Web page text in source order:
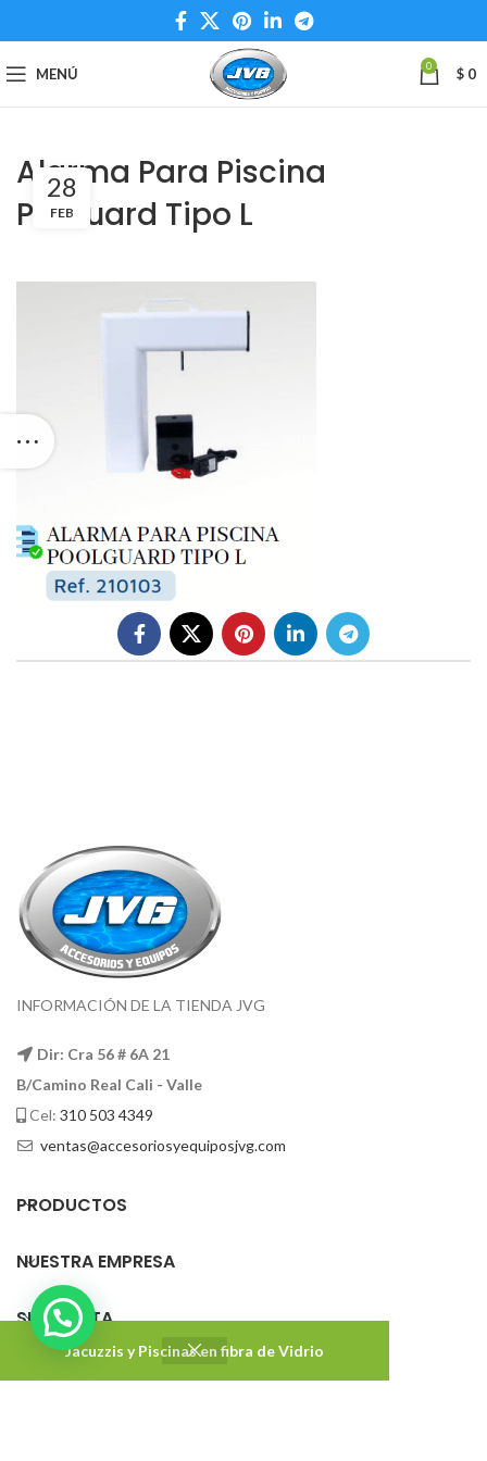
Jacuzzis y Piscinas en fibra de Vidrio
MENÚ 0 $0
Alarma Para Piscina
PolGuard Tipo L
28
FEB
INFORMACIÓN DE LA TIENDA JVG
Dir: Cra 56 # 6A 21
B/Camino Real Cali - Valle
Cel: 310 503 4349
ventas@accesoriosyequiposjvg.com
PRODUCTOS
NUESTRA EMPRESA
SU CUENTA